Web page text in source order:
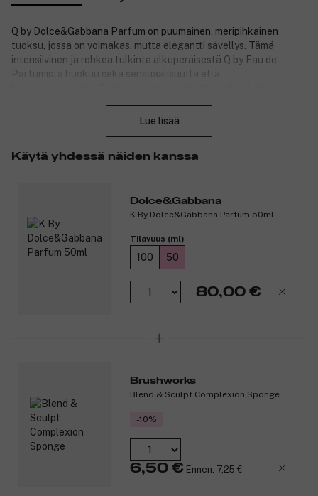
Q by Dolce&Gabbana Parfum on puumainen, meripihkainen
tuoksu, jossa on voimakas, mutta elegantti sävellys. Tämä
intensiivinen ja rohkea tulkinta alkuperäisestä Q by Eau de
Parfumista huokuu sekä sensuaalisuutta että
jossa on rikasta ja ympäröivää jasmiinia. Lopuksi vanilja tuo syvän
Lue lisää
Käytä yhdessä näiden kanssa
Dolce&Gabbana
K By Dolce&Gabbana Parfum 50ml
Tilavuus (ml)
100 50
80,00 €
Brushworks
Blend & Sculpt Complexion Sponge
-10%
6,50 € Ennen: 7,25 €